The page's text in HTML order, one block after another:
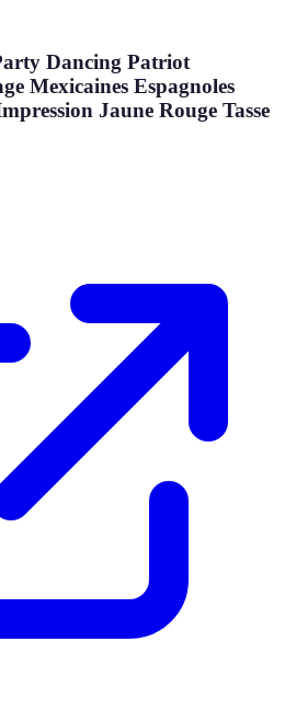
Dancing Patriot
Mexicaines Espagnoles
Jaune Rouge Tasse